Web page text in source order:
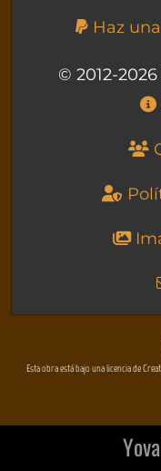
Haz
© 2012-2026
Esta obra está bajo una licencia de